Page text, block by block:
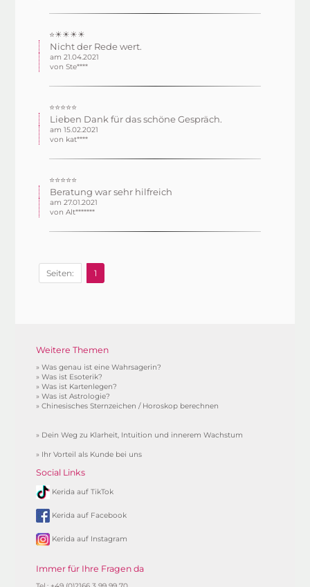
⭐☀☀☀☀
Nicht der Rede wert.
am 21.04.2021
von Ste****
⭐⭐⭐⭐⭐
Lieben Dank für das schöne Gespräch.
am 15.02.2021
von kat****
⭐⭐⭐⭐⭐
Beratung war sehr hilfreich
am 27.01.2021
von Alt*******
Seiten: 1
Weitere Themen
»Was genau ist eine Wahrsagerin?
»Was ist Esoterik?
»Was ist Kartenlegen?
»Was ist Astrologie?
»Chinesisches Sternzeichen / Horoskop berechnen
» Dein Weg zu Klarheit, Intuition und innerem Wachstum
» Ihr Vorteil als Kunde bei uns
Social Links
Kerida auf TikTok
Kerida auf Facebook
Kerida auf Instagram
Immer für Ihre Fragen da